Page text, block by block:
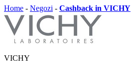
Home - Negozi - Cashback in VICHY
VICHY